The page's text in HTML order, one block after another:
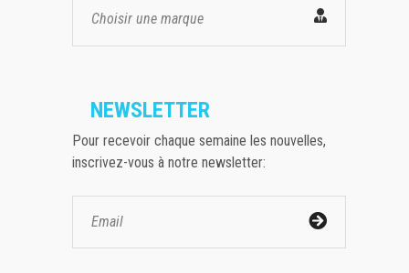
Choisir une marque
NEWSLETTER
Pour recevoir chaque semaine les nouvelles,
inscrivez-vous à notre newsletter: